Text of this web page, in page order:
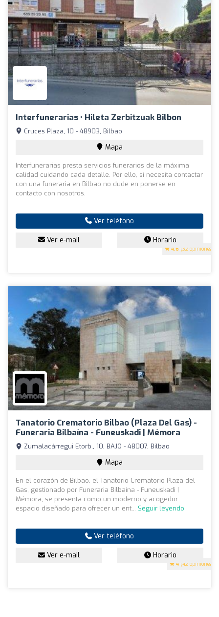
Interfunerarias • Hileta Zerbitzuak Bilbon
4.6 (32 opiniones)
Cruces Plaza, 10 - 48903, Bilbao
Mapa
Interfunerarias presta servicios funerarios de la máxima
calidad cuidando cada detalle. Por ello, si necesita contactar
con una funeraria en Bilbao no dude en ponerse en
contacto con nosotros.
Ver teléfono
Ver e-mail Horario
Tanatorio Crematorio Bilbao (Plaza Del Gas) -
Funeraria Bilbaína - Funeuskadi | Mémora
4 (42 opiniones)
Zumalacárregui Etorb., 10, BAJO - 48007, Bilbao
Mapa
En el corazón de Bilbao, el Tanatorio Crematorio Plaza del
Gas, gestionado por Funeraria Bilbaína - Funeuskadi |
Mémora, se presenta como un moderno y acogedor
espacio diseñado para ofrecer un ent... Seguir leyendo
Ver teléfono
Ver e-mail Horario